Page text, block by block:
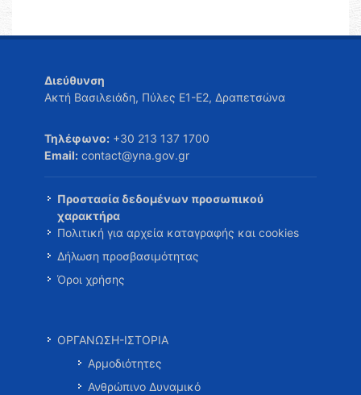
Διεύθυνση
Ακτή Βασιλειάδη, Πύλες Ε1-Ε2, Δραπετσώνα
Τηλέφωνο: +30 213 137 1700
Email: contact@yna.gov.gr
Προστασία δεδομένων προσωπικού
χαρακτήρα
Πολιτική για αρχεία καταγραφής και cookies
Δήλωση προσβασιμότητας
Όροι χρήσης
ΟΡΓΑΝΩΣΗ-ΙΣΤΟΡΙΑ
Αρμοδιότητες
Ανθρώπινο Δυναμικό